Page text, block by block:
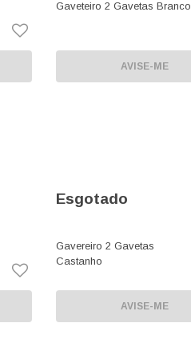
Gaveteiro 2 Gavetas Branco
AVISE-ME
Esgotado
Gavereiro 2 Gavetas
Castanho
AVISE-ME